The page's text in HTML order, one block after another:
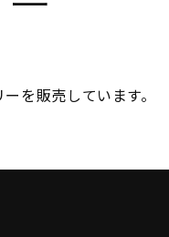
を販売しています。